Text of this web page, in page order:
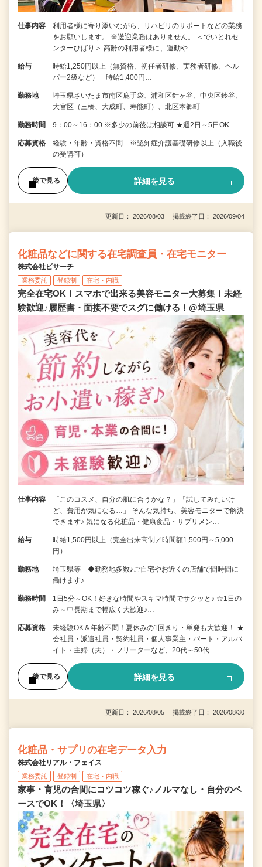
仕事内容
利用者様に寄り添いながら、リハビリのサポートなどの業務
をお願いします。 ※送迎業務はありません。 ＜でいとれセ
ンターひばり＞ 高齢の利用者様に、運動や…
給与
時給1,250円以上（無資格、初任者研修、実務者研修、ヘル
パー2級など） 時給1,400円…
勤務地
埼玉県さいたま市南区鹿手袋、浦和区針ヶ谷、中央区鈴谷、
大宮区（三橋、大成町、寿能町）、北区本郷町
勤務時間 9：00～16：00 ※多少の前後は相談可 ★週2日～5日OK
応募資格
経験・年齢・資格不問 ※認知症介護基礎研修以上（入職後
の受講可）
後で見る 詳細を見る
更新日： 2026/08/03 掲載終了日： 2026/09/04
化粧品などに関する在宅調査員・在宅モニター
株式会社ビサーチ
業務委託 登録制 在宅・内職
完全在宅OK！スマホで出来る美容モニター大募集！未経
験歓迎♪履歴書・面接不要でスグに働ける！@埼玉県
仕事内容
「このコスメ、自分の肌に合うかな？」「試してみたいけ
ど、費用が気になる…」 そんな気持ち、美容モニターで解決
できます♪ 気になる化粧品・健康食品・サプリメン…
給与
時給1,500円以上（完全出来高制／時間額1,500円～5,000
円）
勤務地
埼玉県等 ◆勤務地多数♪ご自宅やお近くの店舗で間時間に
働けます♪
勤務時間
1日5分～OK！好きな時間やスキマ時間でサクッと♪ ☆1日の
み～中長期まで幅広く大歓迎♪…
応募資格
未経験OK＆年齢不問！夏休みの1回きり・単発も大歓迎！ ★
会社員・派遣社員・契約社員・個人事業主・パート・アルバ
イト・主婦（夫）・フリーターなど、20代～50代…
後で見る 詳細を見る
更新日： 2026/08/05 掲載終了日： 2026/08/30
化粧品・サプリの在宅データ入力
株式会社リアル・フェイス
業務委託 登録制 在宅・内職
家事・育児の合間にコツコツ稼ぐ♪ノルマなし・自分のペ
ースでOK！〈埼玉県〉